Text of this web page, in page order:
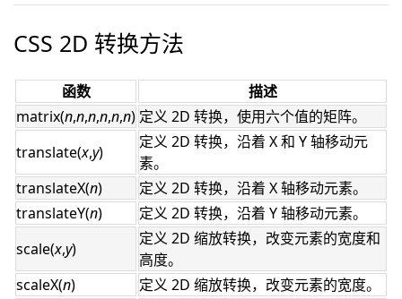
CSS 2D 转换方法
函数
描述
matrix(n,n,n,n,n,n) 定义 2D 转换，使用六个值的矩阵。
translate(x,y)
定义 2D 转换，沿着 X 和 Y 轴移动元
素。
translateX(n)
定义 2D 转换，沿着 X 轴移动元素。
translateY(n)
定义 2D 转换，沿着 Y 轴移动元素。
scale(x,y)
定义 2D 缩放转换，改变元素的宽度和
高度。
scaleX(n)
定义 2D 缩放转换，改变元素的宽度。